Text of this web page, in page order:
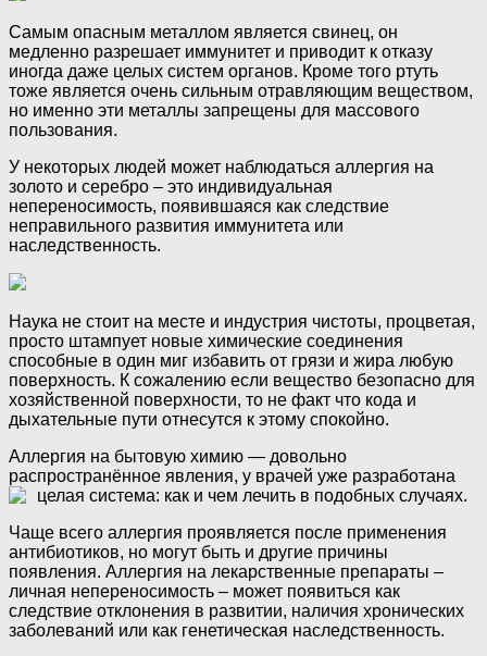
Самым опасным металлом является свинец, он
медленно разрешает иммунитет и приводит к отказу
иногда даже целых систем органов. Кроме того ртуть
тоже является очень сильным отравляющим веществом,
но именно эти металлы запрещены для массового
пользования.
У некоторых людей может наблюдаться аллергия на
золото и серебро – это индивидуальная
непереносимость, появившаяся как следствие
неправильного развития иммунитета или
наследственность.
Наука не стоит на месте и индустрия чистоты, процветая,
просто штампует новые химические соединения
способные в один миг избавить от грязи и жира любую
поверхность. К сожалению если вещество безопасно для
хозяйственной поверхности, то не факт что кода и
дыхательные пути отнесутся к этому спокойно.
Аллергия на бытовую химию — довольно
распространённое явления, у врачей уже разработана
целая система: как и чем лечить в подобных случаях.
Чаще всего аллергия проявляется после применения
антибиотиков, но могут быть и другие причины
появления. Аллергия на лекарственные препараты –
личная непереносимость – может появиться как
следствие отклонения в развитии, наличия хронических
заболеваний или как генетическая наследственность.